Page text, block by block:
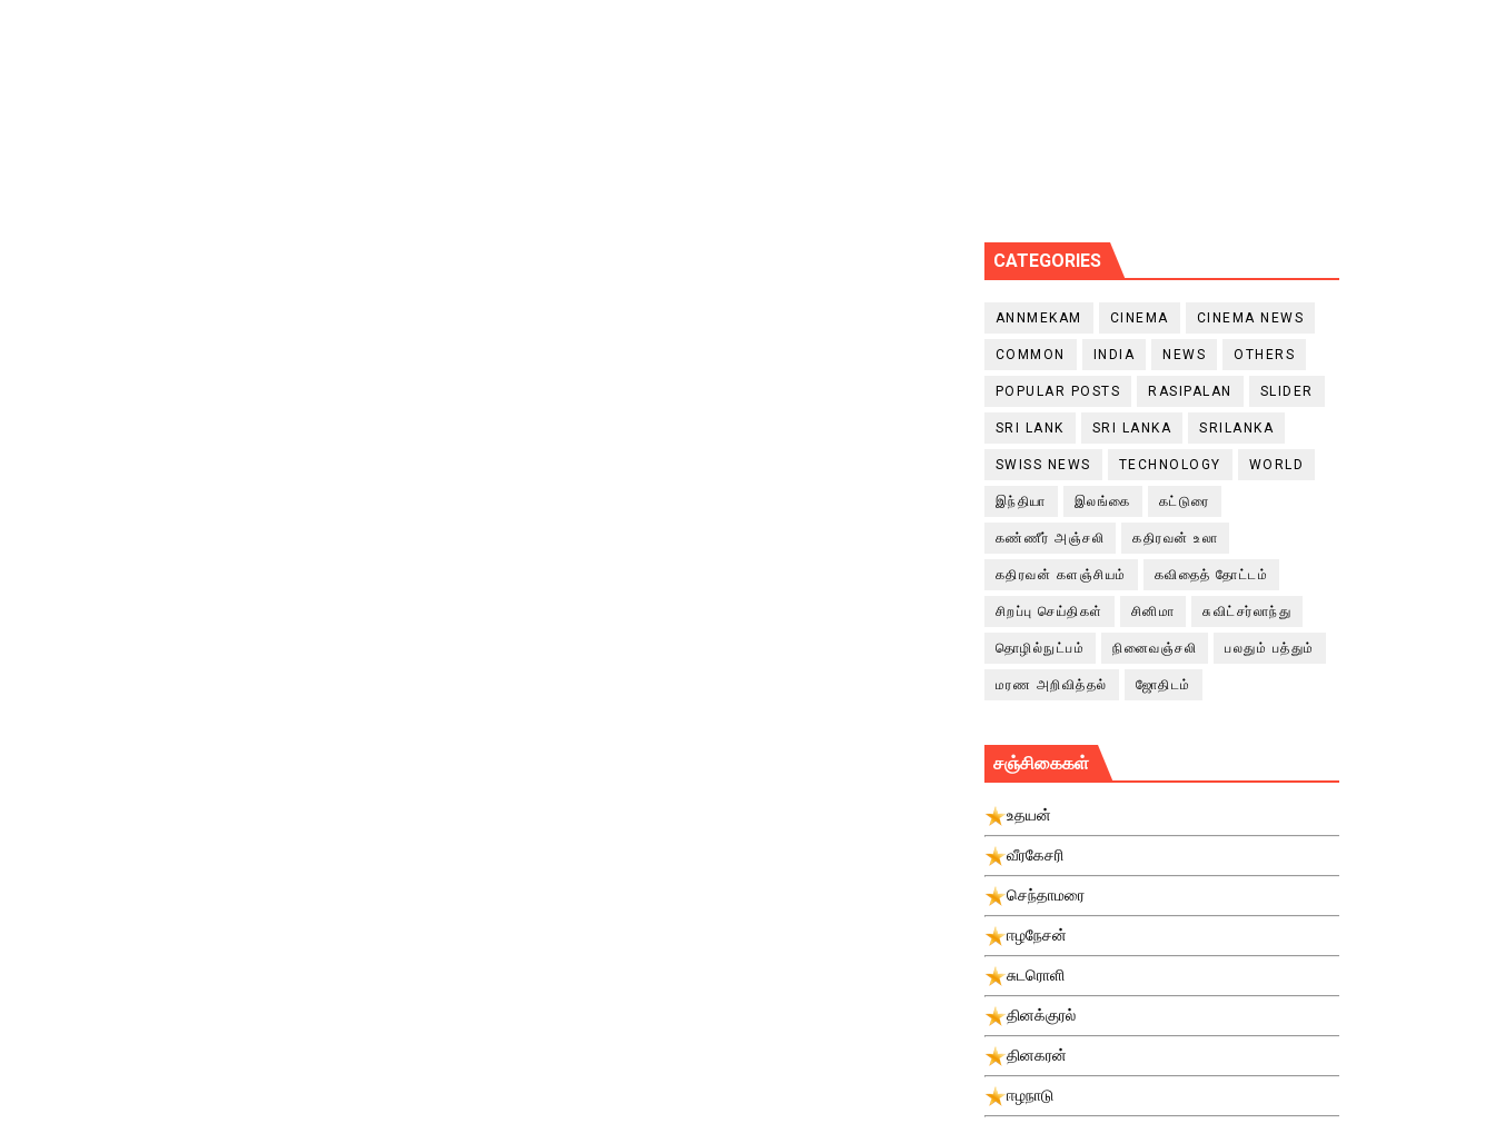
CATEGORIES
ANNMEKAM CINEMA CINEMA NEWS
COMMON INDIA NEWS OTHERS
POPULAR POSTS RASIPALAN SLIDER
SRI LANK SRI LANKA SRILANKA
SWISS NEWS TECHNOLOGY WORLD
இந்தியா இலங்கை கட்டுரை
கண்ணீர் அஞ்சலி கதிரவன் உலா
கதிரவன் களஞ்சியம் கவிதைத் தோட்டம்
சிறப்பு செய்திகள் சினிமா சுவிட்சர்லாந்து
தொழில்நுட்பம் நினைவஞ்சலி பலதும் பத்தும்
மரண அறிவித்தல் ஜோதிடம்
சஞ்சிகைகள்
உதயன்
வீரகேசரி
செந்தாமரை
ஈழநேசன்
சுடரொளி
தினக்குரல்
தினகரன்
ஈழநாடு